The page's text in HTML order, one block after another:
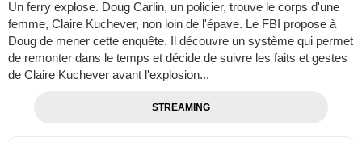
Un ferry explose. Doug Carlin, un policier, trouve le corps d'une
femme, Claire Kuchever, non loin de l'épave. Le FBI propose à
Doug de mener cette enquête. Il découvre un système qui permet
de remonter dans le temps et décide de suivre les faits et gestes
de Claire Kuchever avant l'explosion...
STREAMING